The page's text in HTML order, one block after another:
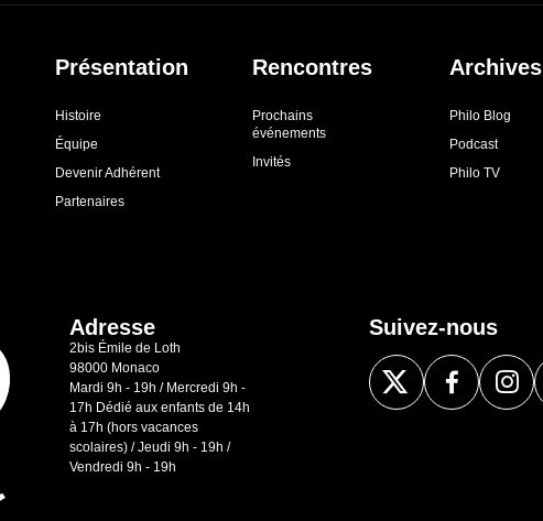
Présentation
Histoire
Équipe
Devenir Adhérent
Partenaires
Rencontres
Prochains
événements
Invités
Archives
Philo Blog
Podcast
Philo TV
Adresse
2bis Émile de Loth
98000 Monaco
Mardi 9h - 19h / Mercredi 9h -
17h Dédié aux enfants de 14h
à 17h (hors vacances
scolaires) / Jeudi 9h - 19h /
Vendredi 9h - 19h
Suivez-nous